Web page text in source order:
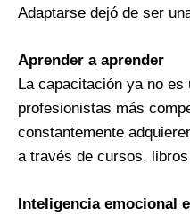
Adaptarse dejó de ser
Aprender a aprender
La capacitación ya no
profesionistas más
constantemente
a través de cursos,
Inteligencia emocional